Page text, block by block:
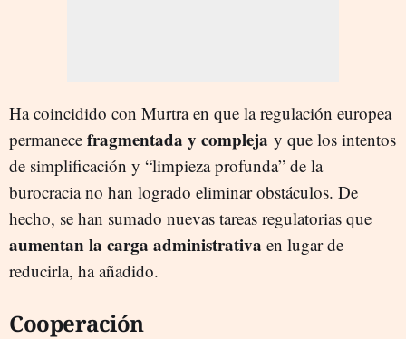
Ha coincidido con Murtra en que la regulación europea
permanece fragmentada y compleja y que los intentos
de simplificación y “limpieza profunda” de la
burocracia no han logrado eliminar obstáculos. De
hecho, se han sumado nuevas tareas regulatorias que
aumentan la carga administrativa en lugar de
reducirla, ha añadido.
Cooperación